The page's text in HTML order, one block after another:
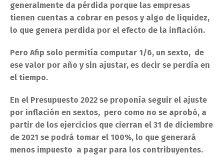
generalmente da pérdida porque las empresas
tienen cuentas a cobrar en pesos y algo de liquidez,
lo que genera perdida por el efecto de la inflación.
Pero Afip solo permitía computar 1/6, un sexto, de
ese valor por año y sin ajustar, es decir se perdía en
el tiempo.
En el Presupuesto 2022 se proponía seguir el ajuste
por inflación en sextos, pero como no se aprobó, a
partir de los ejercicios que cierran el 31 de diciembre
de 2021 se podrá tomar el 100%, lo que generará
menos impuesto a pagar para los contribuyentes.